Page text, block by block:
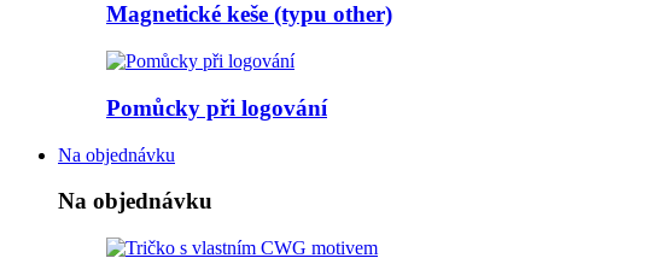
Magnetické keše (typu other)
Pomůcky při logování
Na objednávku
Na objednávku